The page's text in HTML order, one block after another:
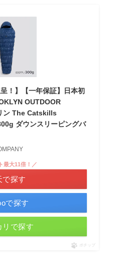
！】【一年保証】日本初
OUTDOOR
ン The Catskills
ダウンスリーピングバ
最大11倍！／
で探す
で探す
リで探す
ポチップ